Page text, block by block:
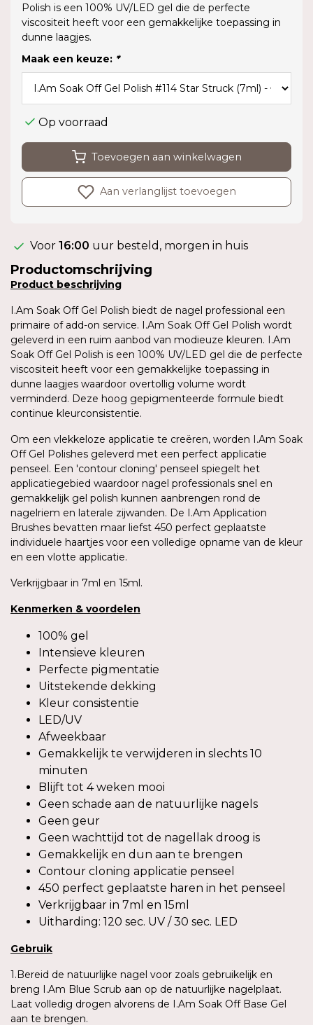
Polish is een 100% UV/LED gel die de perfecte
viscositeit heeft voor een gemakkelijke toepassing in
dunne laagjes.
Maak een keuze: *
Op voorraad
Toevoegen aan winkelwagen
Aan verlanglijst toevoegen
Voor 16:00 uur besteld, morgen in huis
Productomschrijving
Product beschrijving
I.Am Soak Off Gel Polish biedt de nagel professional een
primaire of add-on service. I.Am Soak Off Gel Polish wordt
geleverd in een ruim aanbod van modieuze kleuren. I.Am
Soak Off Gel Polish is een 100% UV/LED gel die de perfecte
viscositeit heeft voor een gemakkelijke toepassing in
dunne laagjes waardoor overtollig volume wordt
verminderd. Deze hoog gepigmenteerde formule biedt
continue kleurconsistentie.
Om een vlekkeloze applicatie te creëren, worden I.Am Soak
Off Gel Polishes geleverd met een perfect applicatie
penseel. Een 'contour cloning' penseel spiegelt het
applicatiegebied waardoor nagel professionals snel en
gemakkelijk gel polish kunnen aanbrengen rond de
nagelriem en laterale zijwanden. De I.Am Application
Brushes bevatten maar liefst 450 perfect geplaatste
individuele haartjes voor een volledige opname van de kleur
en een vlotte applicatie.
Verkrijgbaar in 7ml en 15ml.
Kenmerken & voordelen
100% gel
Intensieve kleuren
Perfecte pigmentatie
Uitstekende dekking
Kleur consistentie
LED/UV
Afweekbaar
Gemakkelijk te verwijderen in slechts 10
minuten
Blijft tot 4 weken mooi
Geen schade aan de natuurlijke nagels
Geen geur
Geen wachttijd tot de nagellak droog is
Gemakkelijk en dun aan te brengen
Contour cloning applicatie penseel
450 perfect geplaatste haren in het penseel
Verkrijgbaar in 7ml en 15ml
Uitharding: 120 sec. UV / 30 sec. LED
Gebruik
1.Bereid de natuurlijke nagel voor zoals gebruikelijk en
breng I.Am Blue Scrub aan op de natuurlijke nagelplaat.
Laat volledig drogen alvorens de I.Am Soak Off Base Gel
aan te brengen.